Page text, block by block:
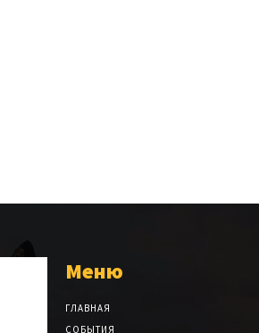
Меню
ГЛАВНАЯ
СОБЫТИЯ